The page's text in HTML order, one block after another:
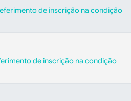
de inscrição na condição
de inscrição na condição